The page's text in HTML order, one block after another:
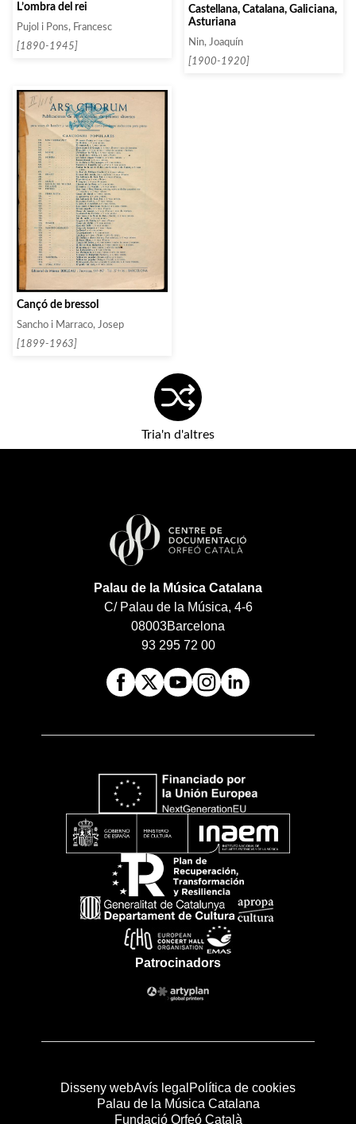
L’ombra del rei
Pujol i Pons, Francesc
[1890-1945]
Castellana, Catalana, Galiciana,
Asturiana
Nin, Joaquín
[1900-1920]
Cançó de bressol
Sancho i Marraco, Josep
[1899-1963]
Tria'n d'altres
Palau de la Música Catalana
C/ Palau de la Música, 4-6
08003Barcelona
93 295 72 00
Patrocinadors
Disseny webAvís legal Política de cookies
Palau de la Música Catalana
Fundació Orfeó Català